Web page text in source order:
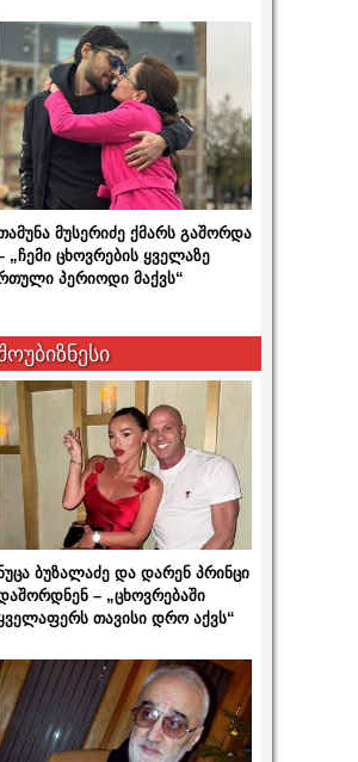
მუსერიძე ქმარს გაშორდა
„ჩემი ცხოვრების ყველაზე
პერიოდი მაქვს“
ბუზალაძე და დარენ პრინცი
– „ცხოვრებაში
თავისი დრო აქვს“